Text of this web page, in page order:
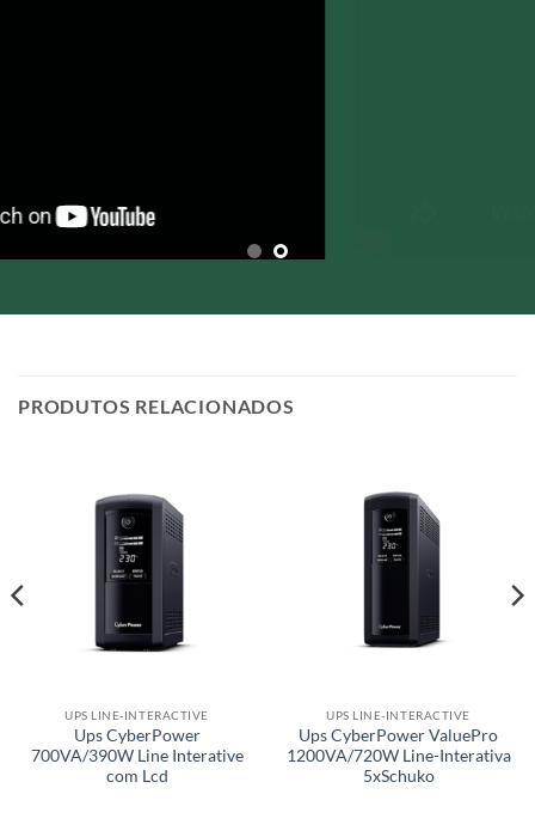
PRODUTOS RELACIONADOS
UPS LINE-INTERACTIVE
Ups CyberPower
700VA/390W Line Interative
com Lcd
UPS LINE-INTERACTIVE
Ups CyberPower ValuePro
1200VA/720W Line-Interativa
5xSchuko